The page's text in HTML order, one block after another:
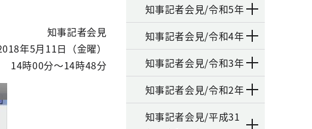
知事記者会見
年5月11日（金曜）
14時00分～14時48分
知事記者会見/令和5年
知事記者会見/令和4年
知事記者会見/令和3年
知事記者会見/令和2年
知事記者会見/平成31